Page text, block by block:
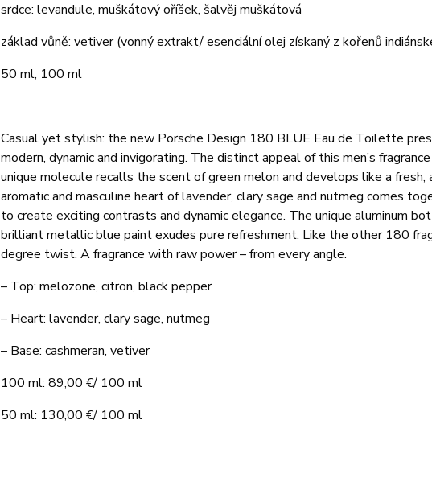
srdce: levandule, muškátový oříšek, šalvěj muškátová
základ vůně: vetiver (vonný extrakt/ esenciální olej získaný z kořenů
50 ml, 100 ml
Casual yet stylish: the new Porsche Design 180 BLUE Eau de Toilette
modern, dynamic and invigorating. The distinct appeal of this men’s
unique molecule recalls the scent of green melon and develops like a
aromatic and masculine heart of lavender, clary sage and nutmeg comes
to create exciting contrasts and dynamic elegance. The unique aluminum
brilliant metallic blue paint exudes pure refreshment. Like the other 180
degree twist. A fragrance with raw power – from every angle.
– Top: melozone, citron, black pepper
– Heart: lavender, clary sage, nutmeg
– Base: cashmeran, vetiver
100 ml: 89,00 €/ 100 ml
50 ml: 130,00 €/ 100 ml